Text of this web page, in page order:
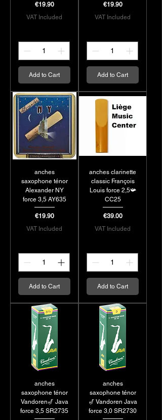
Price
€19.90
VAT Included
Add to Cart
Price
€19.90
VAT Included
Add to Cart
anches
saxophone ténor
Alexander NY
force 3,5 AY635
Price
€19.90
VAT Included
Add to Cart
anches clarinette
classic François
Louis force 2,5📯
CC25
Price
€39.00
VAT Included
Add to Cart
anches
saxophone ténor
Vandoren🎷 Java
force 3,5 SR2735
anches
saxophone ténor
🎷 Vandoren Java
force 3,0 SR2730